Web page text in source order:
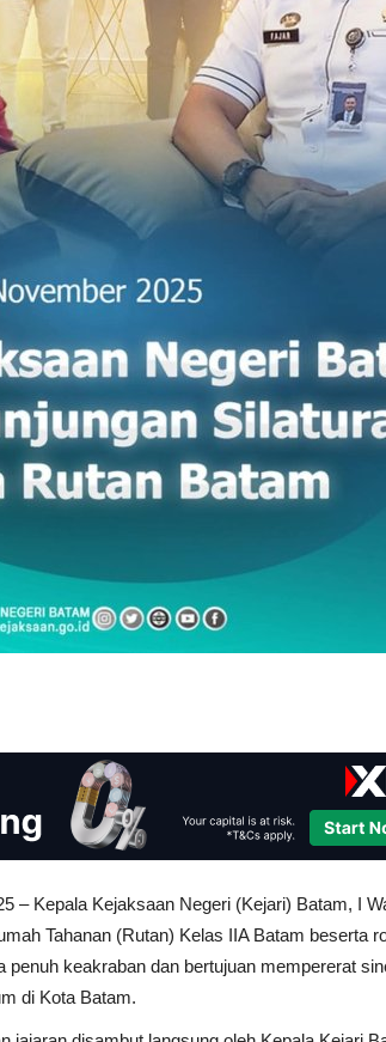
– Kepala Kejaksaan Negeri (Kejari) Batam, I
Tahanan (Rutan) Kelas IIA Batam beserta
keakraban dan bertujuan mempererat
di Kota Batam.